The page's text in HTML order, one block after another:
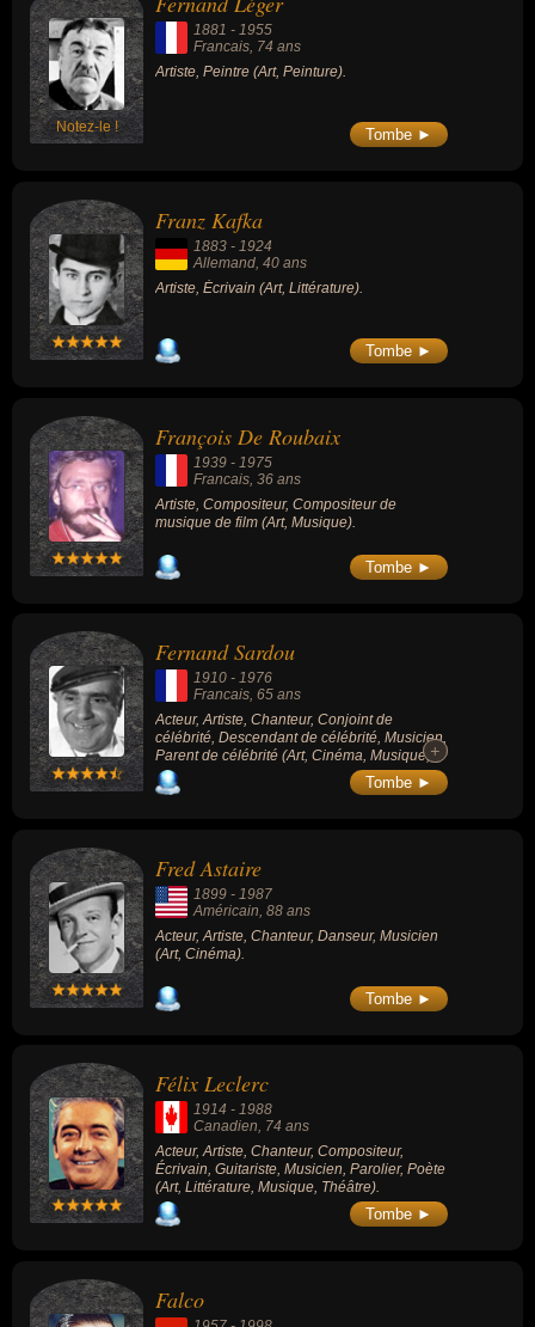
Notez-le !
1881 - 1955
Francais, 74 ans
Artiste, Peintre (Art, Peinture).
Tombe ►
Franz Kafka
1883 - 1924
Allemand, 40 ans
Artiste, Écrivain (Art, Littérature).
Tombe ►
François De Roubaix
1939 - 1975
Francais , 36 ans
Artiste, Compositeur, Compositeur de
musique de film (Art, Musique).
Tombe ►
Fernand Sardou
1910 - 1976
Francais, 65 ans
Acteur, Artiste, Chanteur, Conjoint de
célébrité, Descendant de célébrité, Musicien,
Parent de célébrité (Art, Cinéma, Musique,
People, Théâtre).
+
+
Tombe ►
Fred Astaire
1899 - 1987
Américain , 88 ans
Acteur, Artiste, Chanteur, Danseur, Musicien
(Art, Cinéma).
Tombe ►
Félix Leclerc
1914 - 1988
Canadien, 74 ans
Acteur, Artiste, Chanteur, Compositeur,
Écrivain, Guitariste, Musicien, Parolier, Poète
(Art, Littérature, Musique, Théâtre).
Tombe ►
Falco